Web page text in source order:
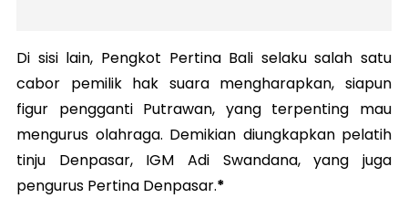
Di sisi lain, Pengkot Pertina Bali selaku salah satu
cabor pemilik hak suara mengharapkan, siapun
figur pengganti Putrawan, yang terpenting mau
mengurus olahraga. Demikian diungkapkan pelatih
tinju Denpasar, IGM Adi Swandana, yang juga
pengurus Pertina Denpasar.*